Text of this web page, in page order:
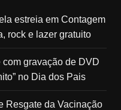
estreia em Contagem
rock e lazer gratuito
gravação de DVD
no Dia dos Pais
Resgate da Vacinação